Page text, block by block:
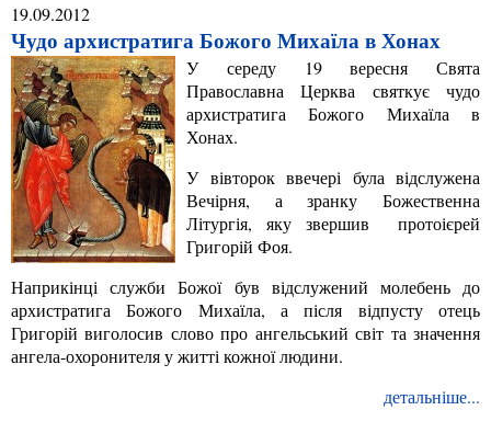
19.09.2012
Чудо архистратига Божого Михаїла в Хонах
У середу 19 вересня Свята
Православна Церква святкує чудо
архистратига Божого Михаїла в
Хонах.
У вівторок ввечері була відслужена
Вечірня, а зранку Божественна
Літургія, яку звершив протоієрей
Григорій Фоя.
Наприкінці служби Божої був відслужений молебень до
архистратига Божого Михаїла, а після відпусту отець
Григорій виголосив слово про ангельський світ та значення
ангела-охоронителя у житті кожної людини.
детальніше...